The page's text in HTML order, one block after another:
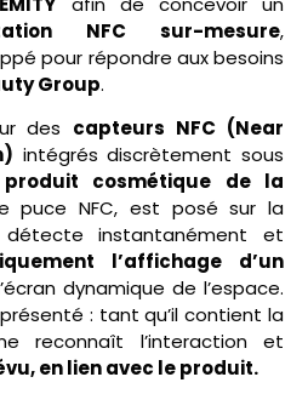
NFC sur-mesure,
pour répondre aux besoins
Group.
des capteurs NFC (Near
intégrés discrètement sous
produit cosmétique de la
puce NFC, est posé sur la
instantanément et
l’affichage d’un
dynamique de l’espace.
: tant qu’il contient la
reconnaît l’interaction et
en lien avec le produit.